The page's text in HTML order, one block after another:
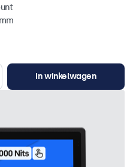
In winkelwagen